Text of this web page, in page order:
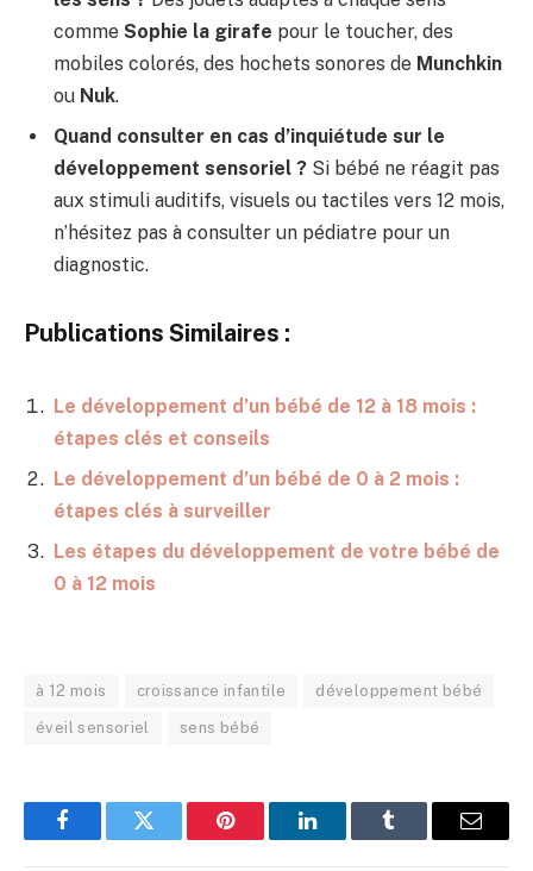
comme Sophie la girafe pour le toucher, des
mobiles colorés, des hochets sonores de Munchkin
ou Nuk.
Quand consulter en cas d’inquiétude sur le
développement sensoriel ? Si bébé ne réagit pas
aux stimuli auditifs, visuels ou tactiles vers 12 mois,
n’hésitez pas à consulter un pédiatre pour un
diagnostic.
Publications Similaires :
Le développement d’un bébé de 12 à 18 mois :
étapes clés et conseils
Le développement d’un bébé de 0 à 2 mois :
étapes clés à surveiller
Les étapes du développement de votre bébé de
0 à 12 mois
à 12 mois croissance infantile développement bébé
éveil sensoriel sens bébé
FacebookTwitter Pinterest LinkedInTumblr
E-